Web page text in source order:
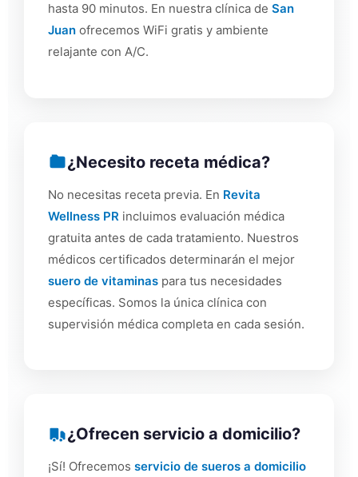
hasta 90 minutos. En nuestra clínica de San
Juan ofrecemos WiFi gratis y ambiente
relajante con A/C.
¿Necesito receta médica?
No necesitas receta previa. En Revita
Wellness PR incluimos evaluación médica
gratuita antes de cada tratamiento. Nuestros
médicos certificados determinarán el mejor
suero de vitaminas para tus necesidades
específicas. Somos la única clínica con
supervisión médica completa en cada sesión.
¿Ofrecen servicio a domicilio?
¡Sí! Ofrecemos servicio de sueros a domicilio